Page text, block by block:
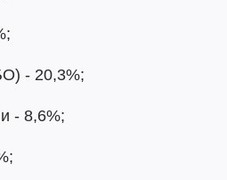
- 20,3%;
- 8,6%;